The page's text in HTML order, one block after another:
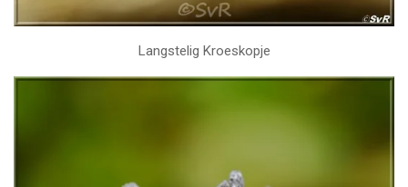
Langstelig Kroeskopje